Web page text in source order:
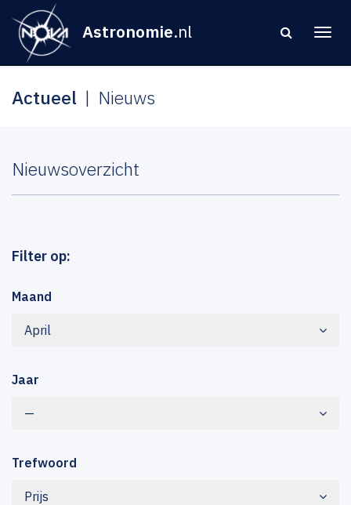
Astronomie.nl
Actueel Nieuws
Nieuwsoverzicht
Filter op:
Maand
April
Jaar
—
Trefwoord
Prijs